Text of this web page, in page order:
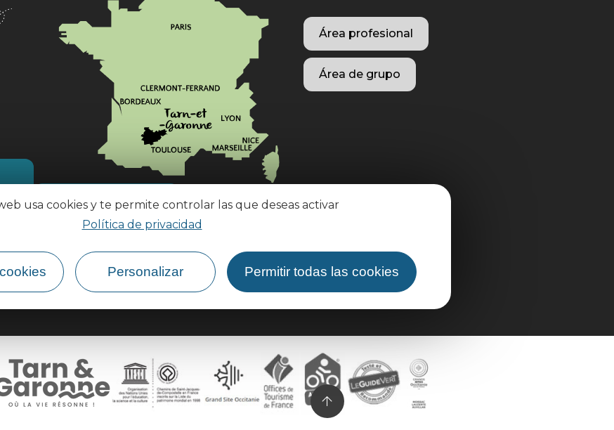
usa cookies y te permite controlar las que deseas activar
Política de privacidad
Personalizar Permitir todas las cookies
¿Cómo llegar?
Área profesional
Área de grupo